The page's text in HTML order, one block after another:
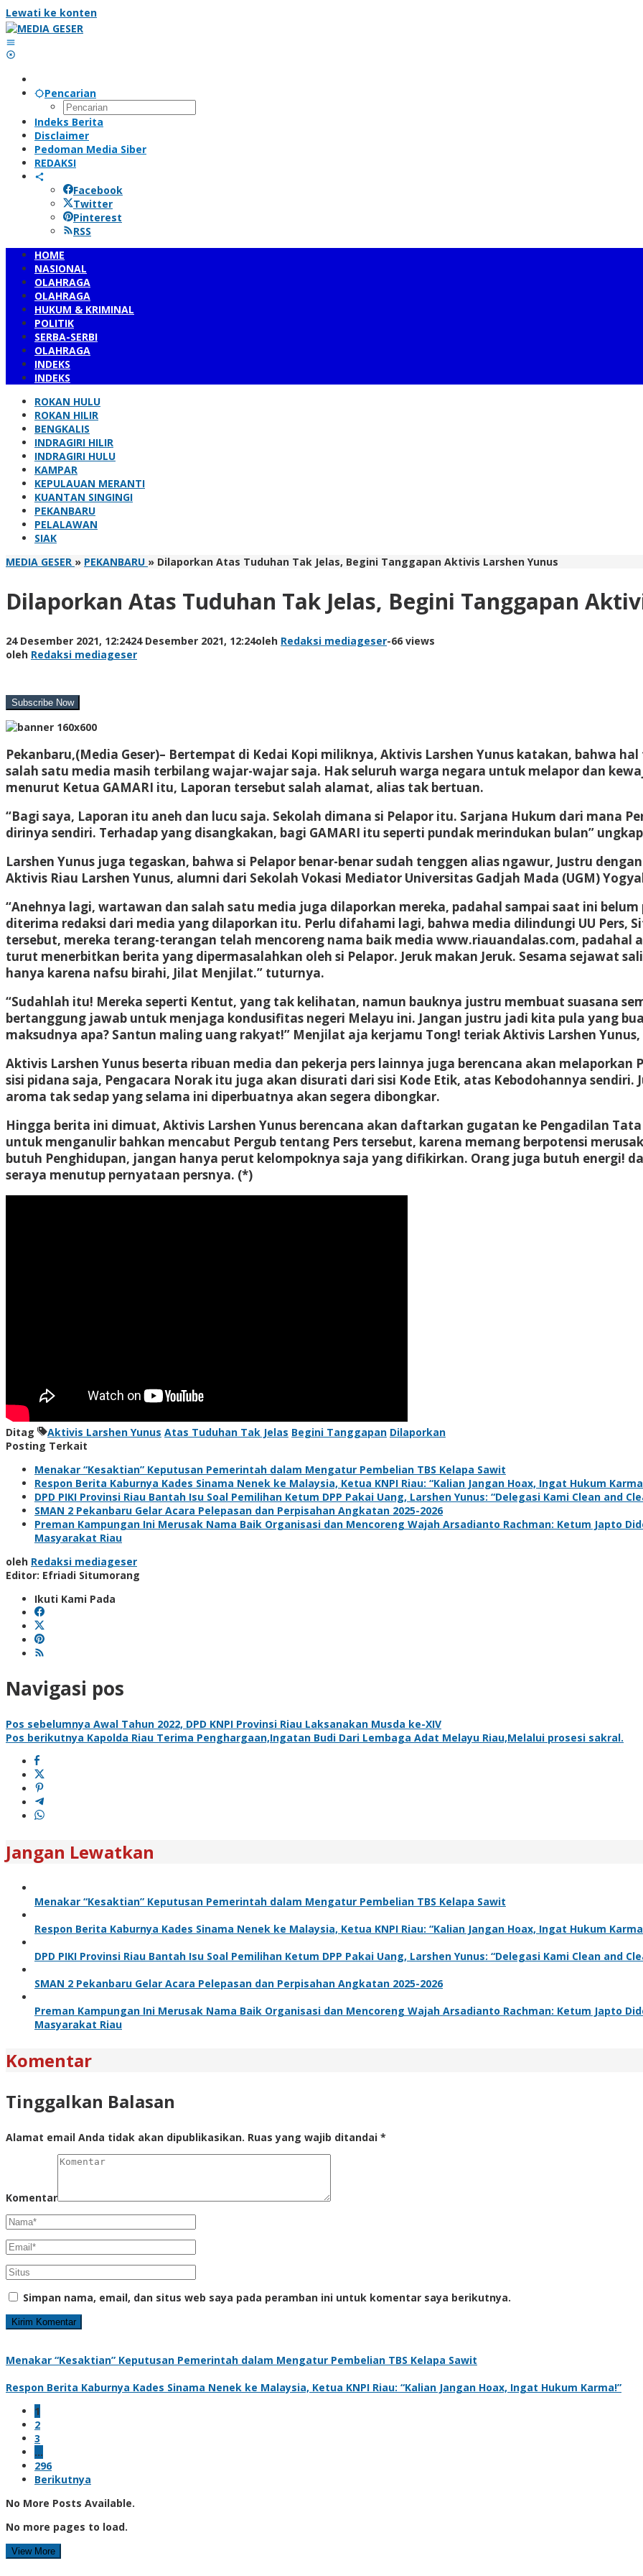
Lewati ke konten
Pencarian
Indeks Berita
Disclaimer
Pedoman Media Siber
REDAKSI
Facebook
Twitter
Pinterest
RSS
HOME
NASIONAL
OLAHRAGA
OLAHRAGA
HUKUM & KRIMINAL
POLITIK
SERBA-SERBI
OLAHRAGA
INDEKS
INDEKS
ROKAN HULU
ROKAN HILIR
BENGKALIS
INDRAGIRI HILIR
INDRAGIRI HULU
KAMPAR
KEPULAUAN MERANTI
KUANTAN SINGINGI
PEKANBARU
PELALAWAN
SIAK
MEDIA GESER » PEKANBARU » Dilaporkan Atas Tuduhan Tak Jelas, Begini Tanggapan Aktivis Larshen Yunus
Dilaporkan Atas Tuduhan Tak Jelas, Begini Tanggapan
24 Desember 2021, 12:2424 Desember 2021, 12:24oleh Redaksi mediageser-66 views
oleh Redaksi mediageser
Pekanbaru,(Media Geser)– Bertempat di Kedai Kopi miliknya, Aktivis Larshen Yunus katakan, bahwa
salah satu media masih terbilang wajar-wajar saja. Hak seluruh warga negara untuk melapor dan
menurut Ketua GAMARI itu, Laporan tersebut salah alamat, alias tak bertuan.
“Bagi saya, Laporan itu aneh dan lucu saja. Sekolah dimana si Pelapor itu. Sarjana Hukum dari mana
dirinya sendiri. Terhadap yang disangkakan, bagi GAMARI itu seperti pundak merindukan bulan”
Larshen Yunus juga tegaskan, bahwa si Pelapor benar-benar sudah tenggen alias ngawur, Justru
Aktivis Riau Larshen Yunus, alumni dari Sekolah Vokasi Mediator Universitas Gadjah Mada (UGM)
“Anehnya lagi, wartawan dan salah satu media juga dilaporkan mereka, padahal sampai saat ini
diterima redaksi dari media yang dilaporkan itu. Perlu difahami lagi, bahwa media dilindungi UU Pers,
tersebut, mereka terang-terangan telah mencoreng nama baik media www.riauandalas.com, padahal
turut menerbitkan berita yang dipermasalahkan oleh si Pelapor. Jeruk makan Jeruk. Sesama sejawat
hanya karena nafsu birahi, Jilat Menjilat.” tuturnya.
“Sudahlah itu! Mereka seperti Kentut, yang tak kelihatan, namun bauknya justru membuat suasana
bertanggung jawab untuk menjaga kondusifitas negeri Melayu ini. Jangan justru jadi kita pula yang
maksudnya apa? Santun maling uang rakyat!” Menjilat aja kerjamu Tong! teriak Aktivis Larshen
Aktivis Larshen Yunus beserta ribuan media dan pekerja pers lainnya juga berencana akan
sisi pidana saja, Pengacara Norak itu juga akan disurati dari sisi Kode Etik, atas Kebodohannya sendiri.
aroma tak sedap yang selama ini diperbuatnya akan segera dibongkar.
Hingga berita ini dimuat, Aktivis Larshen Yunus berencana akan daftarkan gugatan ke Pengadilan
untuk menganulir bahkan mencabut Pergub tentang Pers tersebut, karena memang berpotensi
butuh Penghidupan, jangan hanya perut kelompoknya saja yang difikirkan. Orang juga butuh energi!
seraya menutup pernyataan persnya. (*)
Ditag Aktivis Larshen Yunus Atas Tuduhan Tak Jelas Begini Tanggapan Dilaporkan
Posting Terkait
Menakar “Kesaktian” Keputusan Pemerintah dalam Mengatur Pembelian TBS Kelapa Sawit
Respon Berita Kaburnya Kades Sinama Nenek ke Malaysia, Ketua KNPI Riau: “Kalian Jangan Hoax, Ingat Hukum
DPD PIKI Provinsi Riau Bantah Isu Soal Pemilihan Ketum DPP Pakai Uang, Larshen Yunus: “Delegasi Kami Clean and
SMAN 2 Pekanbaru Gelar Acara Pelepasan dan Perpisahan Angkatan 2025-2026
Preman Kampungan Ini Merusak Nama Baik Organisasi dan Mencoreng Wajah Arsadianto Rachman: Ketum Japto
Masyarakat Riau
oleh Redaksi mediageser
Editor: Efriadi Situmorang
Ikuti Kami Pada
Navigasi pos
Pos sebelumnya Awal Tahun 2022, DPD KNPI Provinsi Riau Laksanakan Musda ke-XIV
Pos berikutnya Kapolda Riau Terima Penghargaan,Ingatan Budi Dari Lembaga Adat Melayu Riau,Melalui prosesi sakral.
Jangan Lewatkan
Menakar “Kesaktian” Keputusan Pemerintah dalam Mengatur Pembelian TBS Kelapa Sawit
Respon Berita Kaburnya Kades Sinama Nenek ke Malaysia, Ketua KNPI Riau: “Kalian Jangan Hoax, Ingat Hukum
DPD PIKI Provinsi Riau Bantah Isu Soal Pemilihan Ketum DPP Pakai Uang, Larshen Yunus: “Delegasi Kami Clean and
SMAN 2 Pekanbaru Gelar Acara Pelepasan dan Perpisahan Angkatan 2025-2026
Preman Kampungan Ini Merusak Nama Baik Organisasi dan Mencoreng Wajah Arsadianto Rachman: Ketum Japto
Masyarakat Riau
Komentar
Tinggalkan Balasan
Alamat email Anda tidak akan dipublikasikan. Ruas yang wajib ditandai *
Komentar
Simpan nama, email, dan situs web saya pada peramban ini untuk komentar saya berikutnya.
Menakar “Kesaktian” Keputusan Pemerintah dalam Mengatur Pembelian TBS Kelapa Sawit
Respon Berita Kaburnya Kades Sinama Nenek ke Malaysia, Ketua KNPI Riau: “Kalian Jangan Hoax, Ingat Hukum Karma!”
1
2
3
…
296
Berikutnya
No More Posts Available.
No more pages to load.
View More